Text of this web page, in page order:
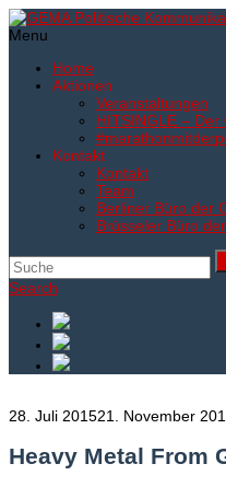
Menu
Home
Aktionen
Veranstaltungen
HITSINGLE – Der
Kontakt
Kontakt
Team
Berliner Büro der
Brüsseler Büro
Search
28. Juli 201521. November
Heavy Metal From